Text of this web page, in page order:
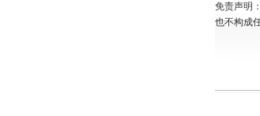
免责声明
也不构成